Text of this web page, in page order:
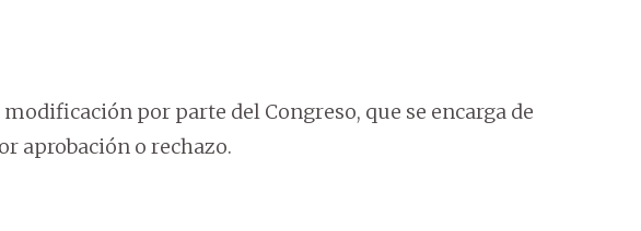
por parte del Congreso, que se encarga de
aprobación o rechazo.